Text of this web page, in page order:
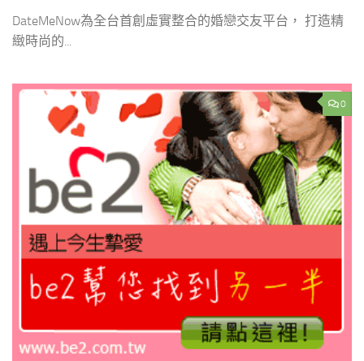
DateMeNow為全台首創虛實整合的婚戀交友平台， 打造精
緻時尚的...
0